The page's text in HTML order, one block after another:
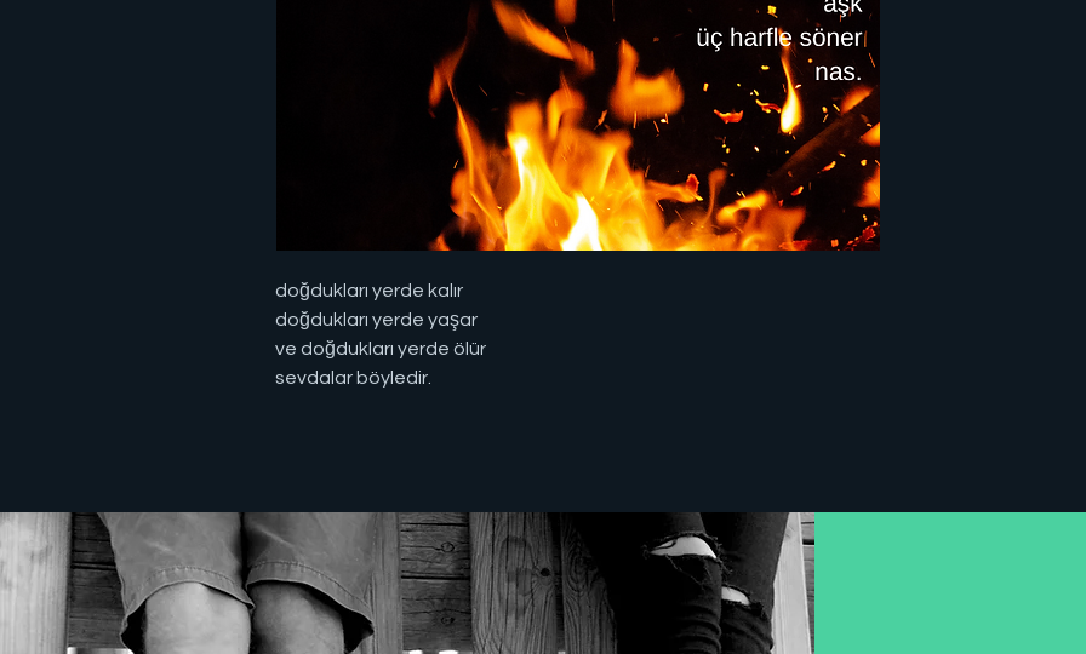
doğdukları yerde kalır
doğdukları yerde yaşar
ve doğdukları yerde ölür
sevdalar böyledir.